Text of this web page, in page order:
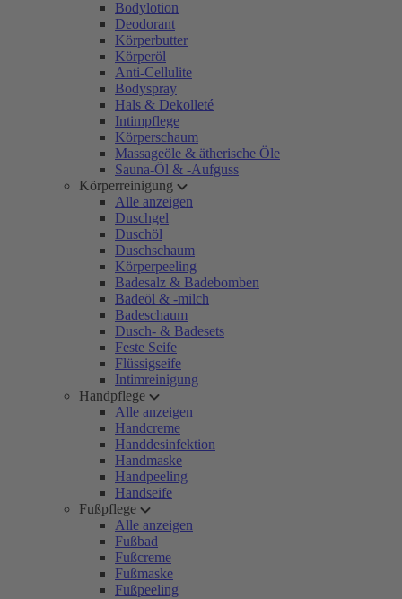
Bodylotion
Deodorant
Körperbutter
Körperöl
Anti-Cellulite
Bodyspray
Hals & Dekolleté
Intimpflege
Körperschaum
Massageöle & ätherische Öle
Sauna-Öl & -Aufguss
Körperreinigung
Alle anzeigen
Duschgel
Duschöl
Duschschaum
Körperpeeling
Badesalz & Badebomben
Badeöl & -milch
Badeschaum
Dusch- & Badesets
Feste Seife
Flüssigseife
Intimreinigung
Handpflege
Alle anzeigen
Handcreme
Handdesinfektion
Handmaske
Handpeeling
Handseife
Fußpflege
Alle anzeigen
Fußbad
Fußcreme
Fußmaske
Fußpeeling